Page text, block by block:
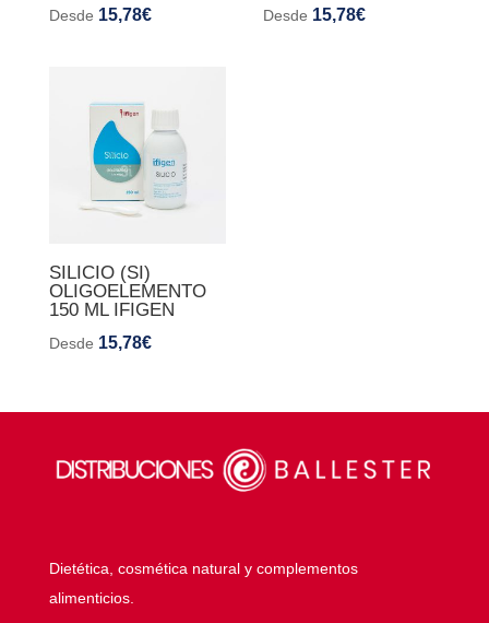
Desde 15,78€ Desde 15,78€
SILICIO (SI)
OLIGOELEMENTO
150 ML IFIGEN
Desde 15,78€
Dietética, cosmética natural y complementos
alimenticios.